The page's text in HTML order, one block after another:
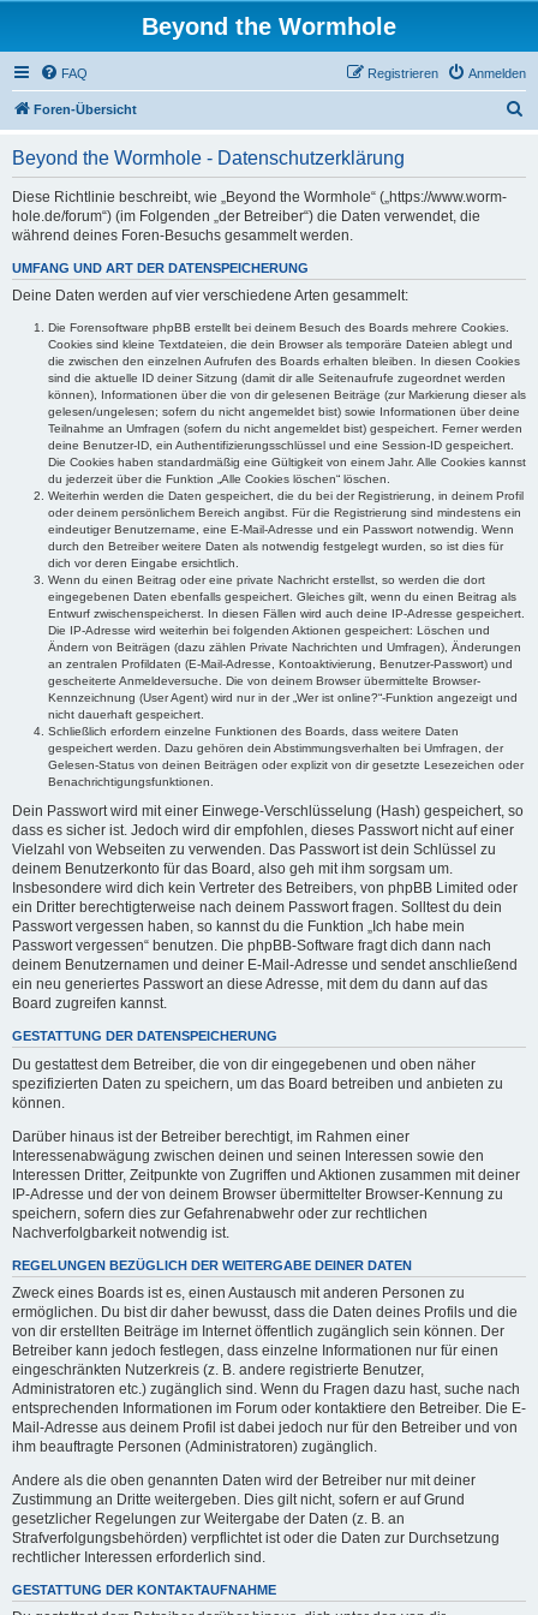
Beyond the Wormhole
FAQ Anmelden
Registrieren
Foren-Übersicht
Beyond the Wormhole - Datenschutzerklärung
Diese Richtlinie beschreibt, wie „Beyond the Wormhole“ („https://www.worm-
hole.de/forum“) (im Folgenden „der Betreiber“) die Daten verwendet, die
während deines Foren-Besuchs gesammelt werden.
UMFANG UND ART DER DATENSPEICHERUNG
Deine Daten werden auf vier verschiedene Arten gesammelt:
Die Forensoftware phpBB erstellt bei deinem Besuch des Boards mehrere Cookies.
Cookies sind kleine Textdateien, die dein Browser als temporäre Dateien ablegt und
die zwischen den einzelnen Aufrufen des Boards erhalten bleiben. In diesen Cookies
sind die aktuelle ID deiner Sitzung (damit dir alle Seitenaufrufe zugeordnet werden
können), Informationen über die von dir gelesenen Beiträge (zur Markierung dieser als
gelesen/ungelesen; sofern du nicht angemeldet bist) sowie Informationen über deine
Teilnahme an Umfragen (sofern du nicht angemeldet bist) gespeichert. Ferner werden
deine Benutzer-ID, ein Authentifizierungsschlüssel und eine Session-ID gespeichert.
Die Cookies haben standardmäßig eine Gültigkeit von einem Jahr. Alle Cookies kannst
du jederzeit über die Funktion „Alle Cookies löschen“ löschen.
Weiterhin werden die Daten gespeichert, die du bei der Registrierung, in deinem Profil
oder deinem persönlichem Bereich angibst. Für die Registrierung sind mindestens ein
eindeutiger Benutzername, eine E-Mail-Adresse und ein Passwort notwendig. Wenn
durch den Betreiber weitere Daten als notwendig festgelegt wurden, so ist dies für
dich vor deren Eingabe ersichtlich.
Wenn du einen Beitrag oder eine private Nachricht erstellst, so werden die dort
eingegebenen Daten ebenfalls gespeichert. Gleiches gilt, wenn du einen Beitrag als
Entwurf zwischenspeicherst. In diesen Fällen wird auch deine IP-Adresse gespeichert.
Die IP-Adresse wird weiterhin bei folgenden Aktionen gespeichert: Löschen und
Ändern von Beiträgen (dazu zählen Private Nachrichten und Umfragen), Änderungen
an zentralen Profildaten (E-Mail-Adresse, Kontoaktivierung, Benutzer-Passwort) und
gescheiterte Anmeldeversuche. Die von deinem Browser übermittelte Browser-
Kennzeichnung (User Agent) wird nur in der „Wer ist online?“-Funktion angezeigt und
nicht dauerhaft gespeichert.
Schließlich erfordern einzelne Funktionen des Boards, dass weitere Daten
gespeichert werden. Dazu gehören dein Abstimmungsverhalten bei Umfragen, der
Gelesen-Status von deinen Beiträgen oder explizit von dir gesetzte Lesezeichen oder
Benachrichtigungsfunktionen.
Dein Passwort wird mit einer Einwege-Verschlüsselung (Hash) gespeichert, so
dass es sicher ist. Jedoch wird dir empfohlen, dieses Passwort nicht auf einer
Vielzahl von Webseiten zu verwenden. Das Passwort ist dein Schlüssel zu
deinem Benutzerkonto für das Board, also geh mit ihm sorgsam um.
Insbesondere wird dich kein Vertreter des Betreibers, von phpBB Limited oder
ein Dritter berechtigterweise nach deinem Passwort fragen. Solltest du dein
Passwort vergessen haben, so kannst du die Funktion „Ich habe mein
Passwort vergessen“ benutzen. Die phpBB-Software fragt dich dann nach
deinem Benutzernamen und deiner E-Mail-Adresse und sendet anschließend
ein neu generiertes Passwort an diese Adresse, mit dem du dann auf das
Board zugreifen kannst.
GESTATTUNG DER DATENSPEICHERUNG
Du gestattest dem Betreiber, die von dir eingegebenen und oben näher
spezifizierten Daten zu speichern, um das Board betreiben und anbieten zu
können.
Darüber hinaus ist der Betreiber berechtigt, im Rahmen einer
Interessenabwägung zwischen deinen und seinen Interessen sowie den
Interessen Dritter, Zeitpunkte von Zugriffen und Aktionen zusammen mit deiner
IP-Adresse und der von deinem Browser übermittelter Browser-Kennung zu
speichern, sofern dies zur Gefahrenabwehr oder zur rechtlichen
Nachverfolgbarkeit notwendig ist.
REGELUNGEN BEZÜGLICH DER WEITERGABE DEINER DATEN
Zweck eines Boards ist es, einen Austausch mit anderen Personen zu
ermöglichen. Du bist dir daher bewusst, dass die Daten deines Profils und die
von dir erstellten Beiträge im Internet öffentlich zugänglich sein können. Der
Betreiber kann jedoch festlegen, dass einzelne Informationen nur für einen
eingeschränkten Nutzerkreis (z. B. andere registrierte Benutzer,
Administratoren etc.) zugänglich sind. Wenn du Fragen dazu hast, suche nach
entsprechenden Informationen im Forum oder kontaktiere den Betreiber. Die E-
Mail-Adresse aus deinem Profil ist dabei jedoch nur für den Betreiber und von
ihm beauftragte Personen (Administratoren) zugänglich.
Andere als die oben genannten Daten wird der Betreiber nur mit deiner
Zustimmung an Dritte weitergeben. Dies gilt nicht, sofern er auf Grund
gesetzlicher Regelungen zur Weitergabe der Daten (z. B. an
Strafverfolgungsbehörden) verpflichtet ist oder die Daten zur Durchsetzung
rechtlicher Interessen erforderlich sind.
GESTATTUNG DER KONTAKTAUFNAHME